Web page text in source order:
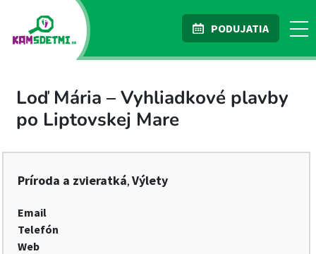
PODUJATIA
Loď Mária – Vyhliadkové plavby
po Liptovskej Mare
Príroda a zvieratká, Výlety
Email
Telefón
Web